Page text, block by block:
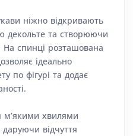
ніжно відкривають
декольте та створюючи
На спинці розташована
ідеально
по фігурі та додає
м’якими хвилями
відчуття